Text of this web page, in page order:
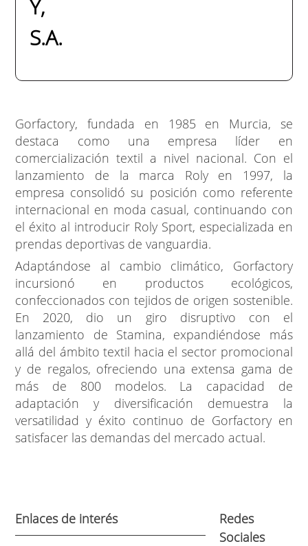
Y,
S.A.
Gorfactory, fundada en 1985 en Murcia, se
destaca como una empresa líder en
comercialización textil a nivel nacional. Con el
lanzamiento de la marca Roly en 1997, la
empresa consolidó su posición como referente
internacional en moda casual, continuando con
el éxito al introducir Roly Sport, especializada en
prendas deportivas de vanguardia.
Adaptándose al cambio climático, Gorfactory
incursionó en productos ecológicos,
confeccionados con tejidos de origen sostenible.
En 2020, dio un giro disruptivo con el
lanzamiento de Stamina, expandiéndose más
allá del ámbito textil hacia el sector promocional
y de regalos, ofreciendo una extensa gama de
más de 800 modelos. La capacidad de
adaptación y diversificación demuestra la
versatilidad y éxito continuo de Gorfactory en
satisfacer las demandas del mercado actual.
Enlaces de interés
Redes
Sociales